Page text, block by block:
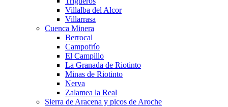
Villalba del Alcor
Villarrasa
Cuenca Minera
Berrocal
Campofrío
El Campillo
La Granada de Riotinto
Minas de Riotinto
Nerva
Zalamea la Real
Sierra de Aracena y picos de Aroche